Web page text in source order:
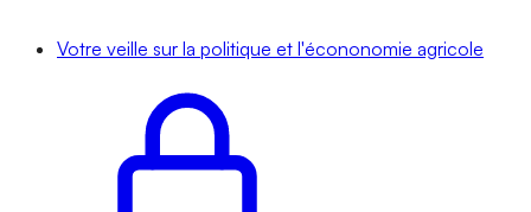
Votre veille sur la politique et l'écononomie agricole